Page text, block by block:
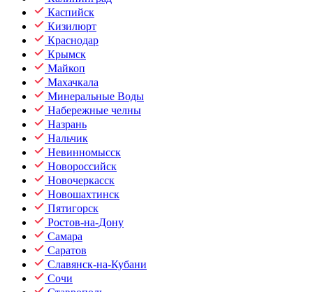
Каспийск
Кизилюрт
Краснодар
Крымск
Майкоп
Махачкала
Минеральные Воды
Набережные челны
Назрань
Нальчик
Невинномысск
Новороссийск
Новочеркасск
Новошахтинск
Пятигорск
Ростов-на-Дону
Самара
Саратов
Славянск-на-Кубани
Сочи